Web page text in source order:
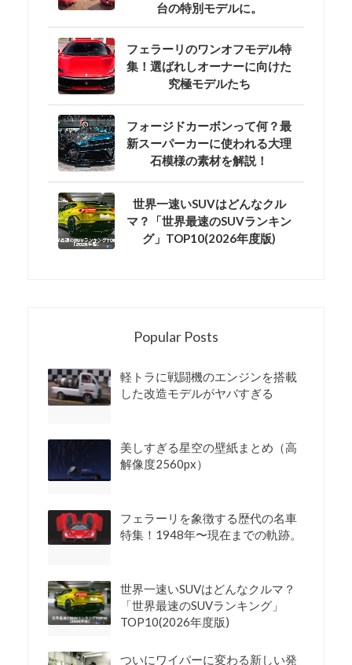
台の特別モデルに。
フェラーリのワンオフモデル特
集！選ばれしオーナーに向けた
究極モデルたち
フォージドカーボンって何？最
新スーパーカーに使われる大理
石模様の素材を解説！
世界一速いSUVはどんなクル
マ？「世界最速のSUVランキン
グ」TOP10(2026年度版)
Popular Posts
軽トラに戦闘機のエンジンを搭載
した改造モデルがヤバすぎる
美しすぎる星空の壁紙まとめ（高
解像度2560px）
フェラーリを象徴する歴代の名車
特集！1948年〜現在までの軌跡。
世界一速いSUVはどんなクルマ？
「世界最速のSUVランキング」
TOP10(2026年度版)
ついにワイパーに変わる新しい発